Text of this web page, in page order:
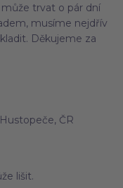
trvat o pár dní
musíme nejdřív
Děkujeme za
ČR
lišit.